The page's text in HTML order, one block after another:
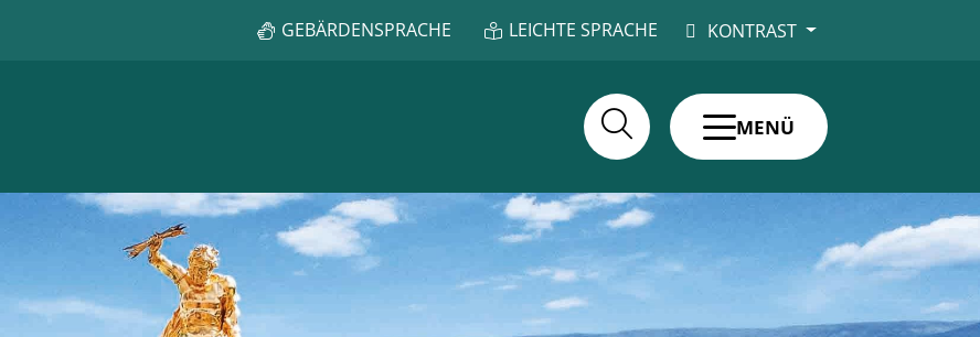
GEBÄRDENSPRACHE LEICHTE SPRACHE KONTRAST
MENÜ